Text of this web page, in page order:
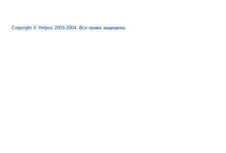
Copyright © Helpos 2003-2004. Все права защищены